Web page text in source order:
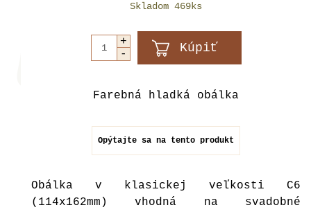
Skladom 469ks
Farebná hladká obálka
Opýtajte sa na tento produkt
Obálka v klasickej veľkosti C6
(114x162mm) vhodná na svadobné